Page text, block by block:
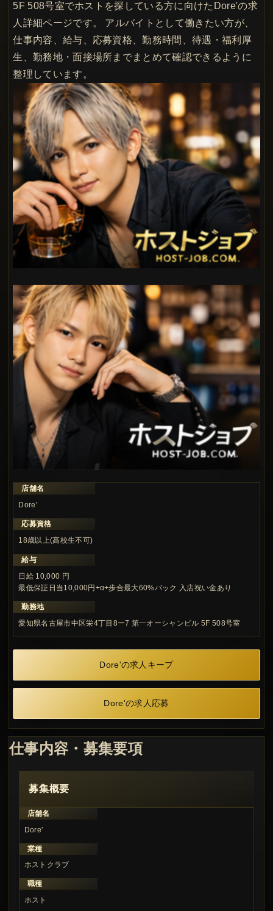
5F 508号室でホストを探している方に向けたDore'の求
人詳細ページです。 アルバイトとして働きたい方が、
仕事内容、給与、応募資格、勤務時間、待遇・福利厚
生、勤務地・面接場所までまとめて確認できるように
整理しています。
この求人の注目ポイント
店舗名
Dore'
応募資格
18歳以上(高校生不可)
給与
日給 10,000 円
最低保証日当10,000円+α+歩合最大60%バック 入店祝い金あり
勤務地
愛知県名古屋市中区栄4丁目8ー7 第一オーシャンビル 5F 508号室
Dore'の求人キープ
Dore'の求人応募
仕事内容・募集要項
募集概要
店舗名
Dore'
業種
ホストクラブ
職種
ホスト